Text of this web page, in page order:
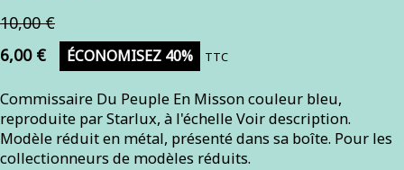
10,00 €
6,00 €
ÉCONOMISEZ 40% TTC
Commissaire Du Peuple En Misson couleur bleu,
reproduite par Starlux, à l'échelle Voir description.
Modèle réduit en métal, présenté dans sa boîte. Pour les
collectionneurs de modèles réduits.